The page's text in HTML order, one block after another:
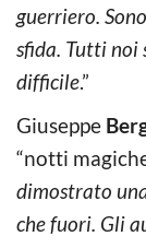
guerriero.
sfida. Tutti noi
difficile.”
Giuseppe
“notti
dimostrato
che fuori. Gli